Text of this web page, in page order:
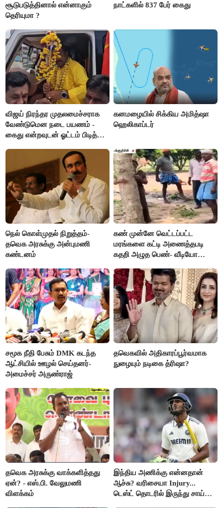
சூடுபடுத்தினால் என்னாகும்
தெரியுமா ?
நாட்களில் 837 பேர் கைது
விஜய் நிரந்தர முதலமைச்சராக
வேண்டுமென நடை பயணம் -
கைது என்றவுடன் ஓட்டம் பிடித்த
கனமழையில் சிக்கிய அமித்ஷா
ஹெலிகாப்டர்
நெல் கொள்முதல் நிறுத்தம்-
தவெக அரசுக்கு அன்புமணி
கண்டனம்
கண் முன்னே வெட்டப்பட்ட
மரங்களை கட்டி அணைத்தபடி
கதறி அழுத பெண்- வீடியோ
சமூக நீதி பேசும் DMK கடந்த
ஆட்சியில் ஊழல் செய்தனர்-
அமைச்சர் அருண்ராஜ்
தவெகவில் அதிகாரப்பூர்வமாக
நுழையும் நடிகை த்ரிஷா?
தவெக அரசுக்கு வாக்களித்தது
ஏன்? - எஸ்.பி. வேலுமணி
விளக்கம்
இந்திய அணிக்கு என்னதான்
ஆச்சு? வரிசையா Injury...
டெஸ்ட் தொடரில் இருந்து சாய்